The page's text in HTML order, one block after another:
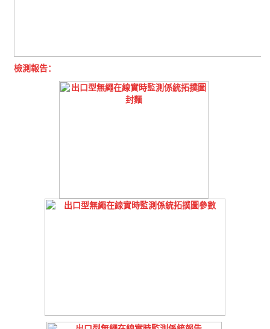
檢測報告：